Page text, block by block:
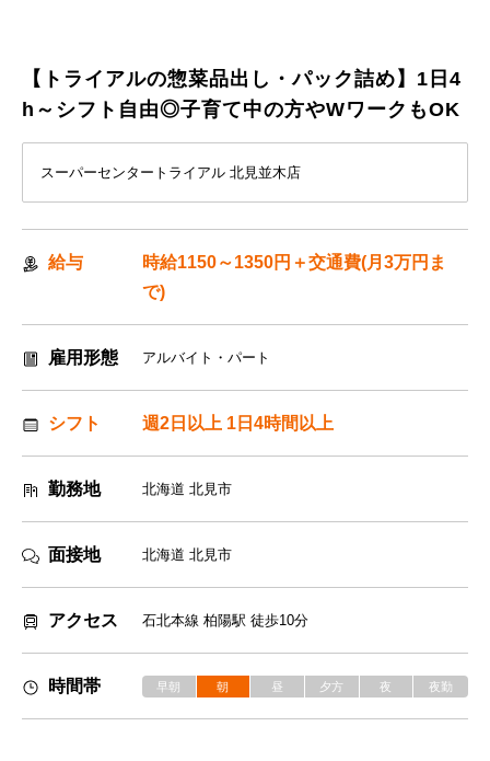
【トライアルの惣菜品出し・パック詰め】1日4
h～シフト自由◎子育て中の方やWワークもOK
スーパーセンタートライアル 北見並木店
給与
時給1150～1350円＋交通費(月3万円ま
で)
雇用形態 アルバイト・パート
シフト 週2日以上 1日4時間以上
勤務地 北海道 北見市
面接地 北海道 北見市
アクセス 石北本線 柏陽駅 徒歩10分
時間帯 早朝 朝 昼 夕方 夜 夜勤